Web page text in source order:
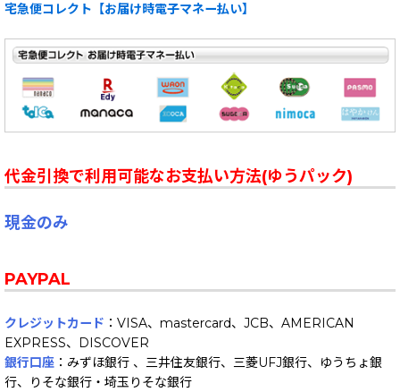
宅急便コレクト【お届け時電子マネー払い】
代金引換で利用可能なお支払い方法(ゆうパック)
現金のみ
PAYPAL
クレジットカード ：VISA、mastercard、JCB、AMERICAN
EXPRESS、DISCOVER
銀行口座 ：みずほ銀行 、三井住友銀行、三菱UFJ銀行、ゆうちょ銀
行、りそな銀行・埼玉りそな銀行